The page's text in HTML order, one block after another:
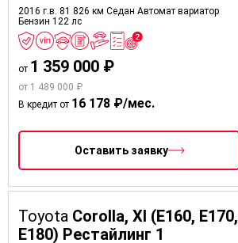
2016 г.в. 81 826 км Седан Автомат вариатор
Бензин 122 лс
от 1 359 000 ₽
от 1 489 000 ₽
В кредит от 16 178 ₽/мес.
Оставить заявку
Toyota Corolla, XI (E160, E170,
E180) Рестайлинг 1